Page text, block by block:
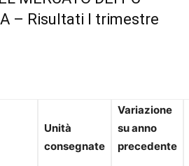
– Risultati I trimestre
Unità
consegnate
Variazione
su anno
precedente